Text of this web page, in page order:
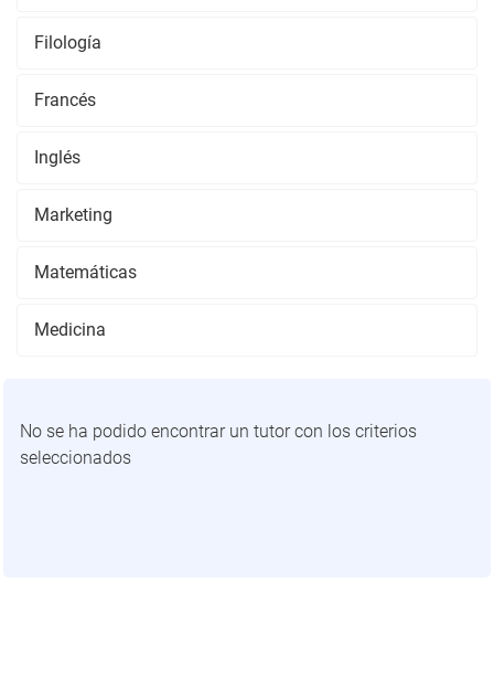
No se ha podido encontrar un tutor con los criterios
seleccionados
Filología
Francés
Inglés
Marketing
Matemáticas
Medicina